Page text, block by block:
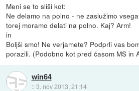
Meni se to sliši kot:
Ne delamo na polno - ne zaslužimo
torej moramo delati na polno. Kaj? Arm!
in
Boljši smo! Ne verjamete? Podprli vas
porazili. (Podobno kot pred časom MS in
win64
::3. nov 2013, 21:14